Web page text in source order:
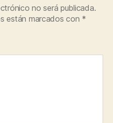
no será publicada.
están marcados con *